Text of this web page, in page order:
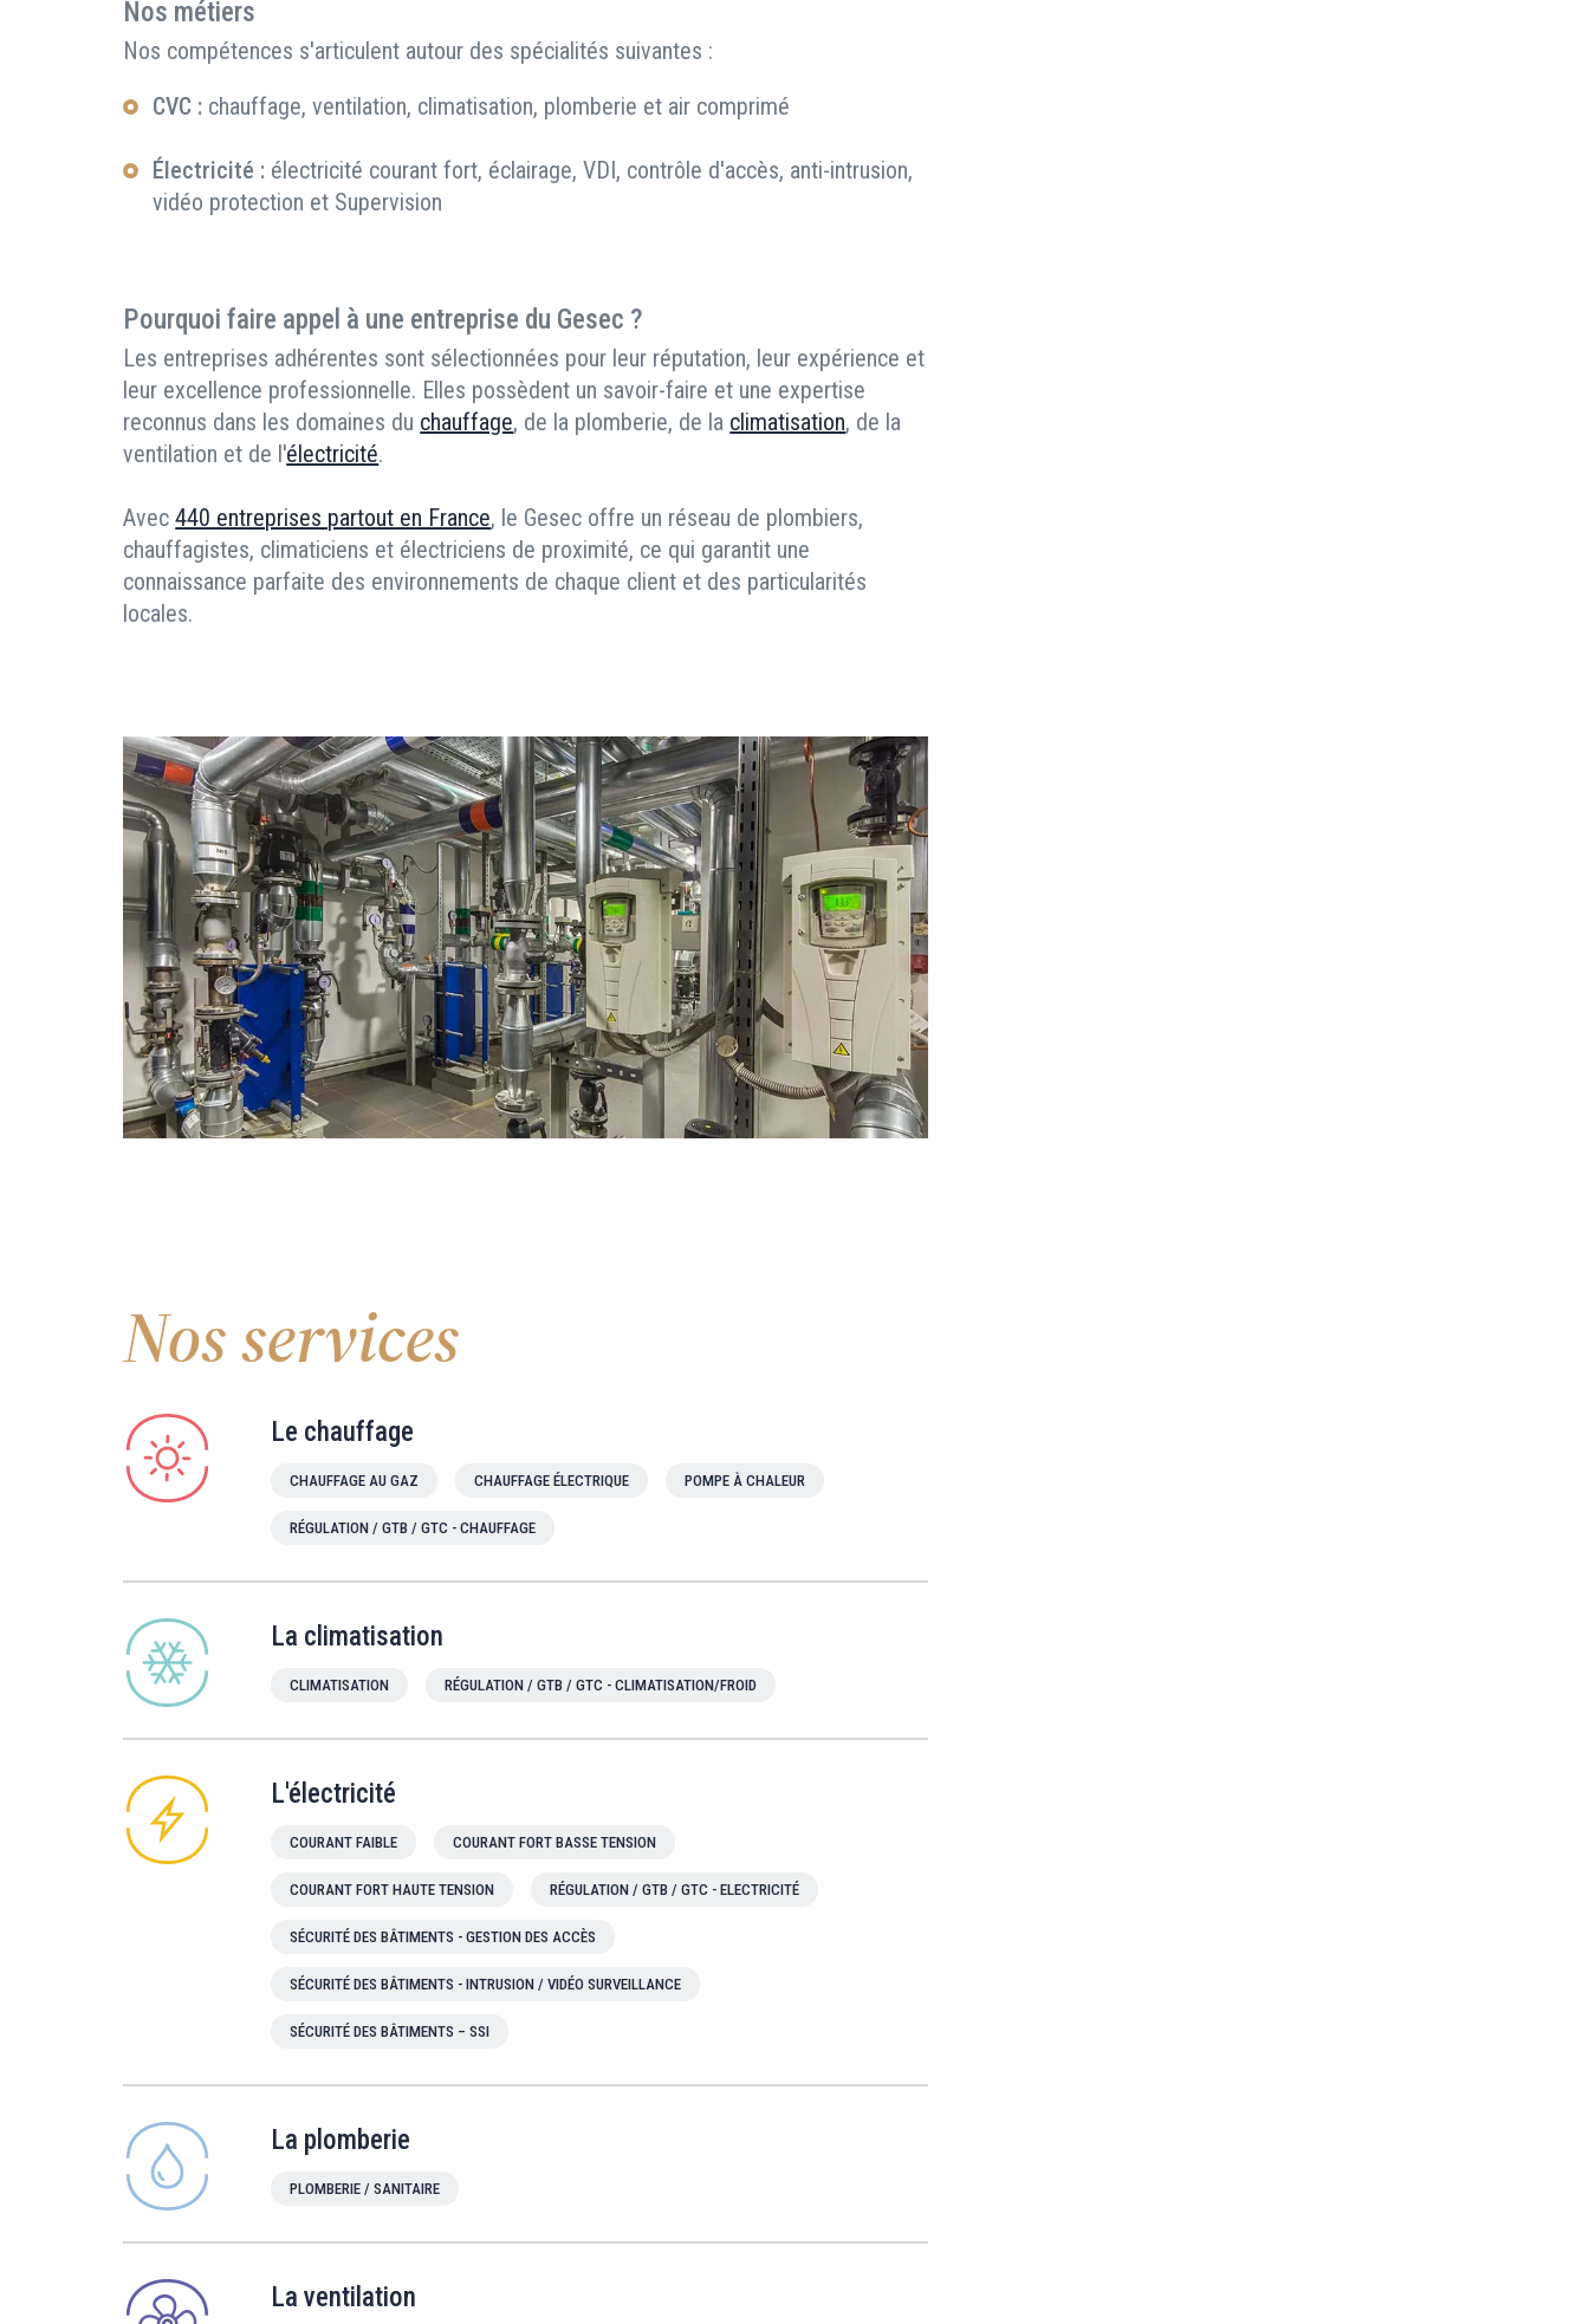
Nos métiers
Nos compétences s'articulent autour des spécialités suivantes :
CVC : chauffage, ventilation, climatisation, plomberie et air comprimé
Électricité : électricité courant fort, éclairage, VDI, contrôle d'accès, anti-intrusion,
vidéo protection et Supervision
Pourquoi faire appel à une entreprise du Gesec ?
Les entreprises adhérentes sont sélectionnées pour leur réputation, leur expérience et
leur excellence professionnelle. Elles possèdent un savoir-faire et une expertise
reconnus dans les domaines du chauffage, de la plomberie, de la climatisation, de la
ventilation et de l'électricité.
Avec440 entreprises partout en France, le Gesec offre un réseau de plombiers,
chauffagistes, climaticiens et électriciens de proximité, ce qui garantit une
connaissance parfaite des environnements de chaque client et des particularités
locales.
Nos services
Le chauffage
CHAUFFAGE AU GAZ CHAUFFAGE ÉLECTRIQUE POMPE À CHALEUR
RÉGULATION / GTB / GTC - CHAUFFAGE
La climatisation
CLIMATISATION RÉGULATION / GTB / GTC - CLIMATISATION/FROID
L'électricité
COURANT FAIBLE COURANT FORT BASSE TENSION
COURANT FORT HAUTE TENSION RÉGULATION / GTB / GTC - ELECTRICITÉ
SÉCURITÉ DES BÂTIMENTS - GESTION DES ACCÈS
SÉCURITÉ DES BÂTIMENTS - INTRUSION / VIDÉO SURVEILLANCE
SÉCURITÉ DES BÂTIMENTS – SSI
La plomberie
PLOMBERIE / SANITAIRE
La ventilation